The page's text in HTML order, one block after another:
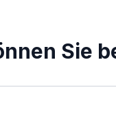
Sie